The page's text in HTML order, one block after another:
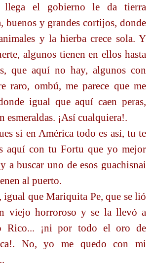
llega el gobierno le da tierra
buenos y grandes cortijos, donde
y la hierba crece sola. Y
algunos tienen en ellos hasta
que aquí no hay, algunos con
raro, ombú, me parece que me
igual que aquí caen peras,
esmeraldas. ¡Así cualquiera!.
si en América todo es así, tu te
aquí con tu Fortu que yo mejor
a buscar uno de esos guachisnai
al puerto.
igual que Mariquita Pe, que se lió
viejo horroroso y se la llevó a
Rico... ¡ni por todo el oro de
No, yo me quedo con mi